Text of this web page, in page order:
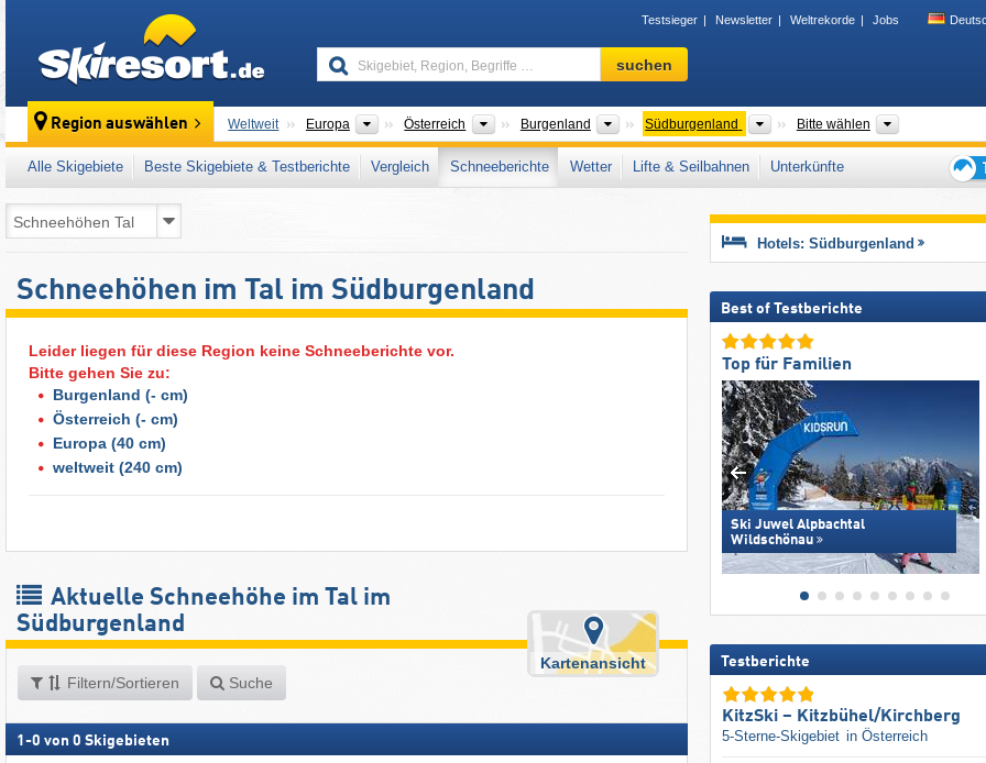
Testsieger Newsletter Weltrekorde Jobs
Skigebiet,
Region,
…
suchen
Region auswählen Weltweit Europa Kontinente
Österreich LänderBurgenland Bundesländer
Südburgenland Großregionen
Bitte wählen
Alle Skigebiete Beste Skigebiete & Testberichte Vergleich Schneeberichte Wetter Lifte & Seilbahnen
Unterkünfte
für
Schneehöhen im Tal im Südburgenland
Leider liegen für diese Region keine Schneeberichte vor.
Bitte gehen Sie zu:
Burgenland (- cm)
Österreich (- cm)
Europa (40 cm)
weltweit (240 cm)
Aktuelle Schneehöhe im Tal im
Südburgenland
Filtern/Sortieren Suche
Kartenansicht
1 -0 von 0 Skigebieten
Hotels: Südburgenland
Best of Testberichte
Top für Familien
Ski Juwel Alpbachtal
Wildschönau
Testberichte
KitzSki – Kitzbühel/​Kirchberg
5-Sterne-Skigebiet in Österreich